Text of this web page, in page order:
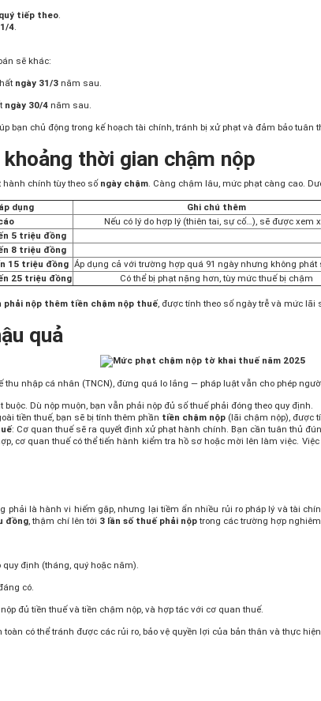
tiếp theo.
4.
sẽ khác:
ngày 31/3năm sau.
ngày 30/4năm sau.
bạn chủ động trong kế hoạch tài chính, tránh bị xử phạt và đảm bảo tuân
thời gian chậm nộp
hành chính tùy theo số ngày chậm. Càng chậm lâu, mức phạt càng cao.
dụng
Ghi chú thêm
Nếu có lý do hợp lý (thiên tai, sự cố…), sẽ được xem
5 triệu đồng
8 triệu đồng
15 triệu đồng Áp dụng cả với trường hợp quá 91 ngày nhưng không phát
25 triệu đồng Có thể bị phạt nặng hơn, tùy mức thuế bị chậm
phải nộp thêm tiền chậm nộp thuế, được tính theo số ngày trễ và mức lãi
quả
nhập cá nhân (TNCN), đừng quá lo lắng — pháp luật vẫn cho phép
buộc. Dù nộp muộn, bạn vẫn phải nộp đủ số thuế phải đóng theo quy định.
tiền thuế, bạn sẽ bị tính thêm phần tiền chậm nộp(lãi chậm nộp), được
: Cơ quan thuế sẽ ra quyết định xử phạt hành chính. Bạn cần tuân thủ
cơ quan thuế có thể tiến hành kiểm tra hồ sơ hoặc mời lên làm việc.
phải là hành vi hiếm gặp, nhưng lại tiềm ẩn nhiều rủi ro pháp lý và tài
đồng, thậm chí lên tới 3 lần số thuế phải nộptrong các trường hợp
định (tháng, quý hoặc năm).
có.
nộp đủ tiền thuế và tiền chậm nộp, và hợp tác với cơ quan thuế.
có thể tránh được các rủi ro, bảo vệ quyền lợi của bản thân và thực